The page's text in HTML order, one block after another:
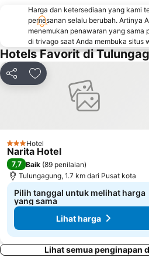
Harga dan ketersediaan yang kami
pemesanan selalu berubah. Artinya
menemukan penawaran yang sama
di trivago saat Anda membuka situs
Hotels Favorit di
BagikanTambahkan ke favorit
3 Bintang
Hotel
Narita Hotel
7,7 Baik (89 penilaian)
Tulungagung, 1.7 km dari Pusat kota
Pilih tanggal untuk melihat harga
yang sama
Lihat harga
Lihat semua penginapan